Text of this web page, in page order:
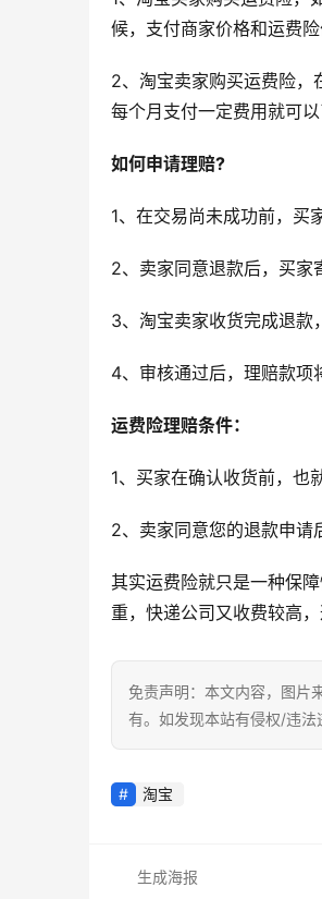
候，支付商家价格和运费险
2、淘宝卖家购买运费险，
每个月支付一定费用就可以
如何申请理赔?
1、在交易尚未成功前，买
2、卖家同意退款后，买家
3、淘宝卖家收货完成退款
4、审核通过后，理赔款项
运费险理赔条件：
1、买家在确认收货前，也
2、卖家同意您的退款申请
其实运费险就只是一种保
重，快递公司又收费较高
免责声明：本文内容，图片
有。如发现本站有侵权/违法
淘宝
生成海报